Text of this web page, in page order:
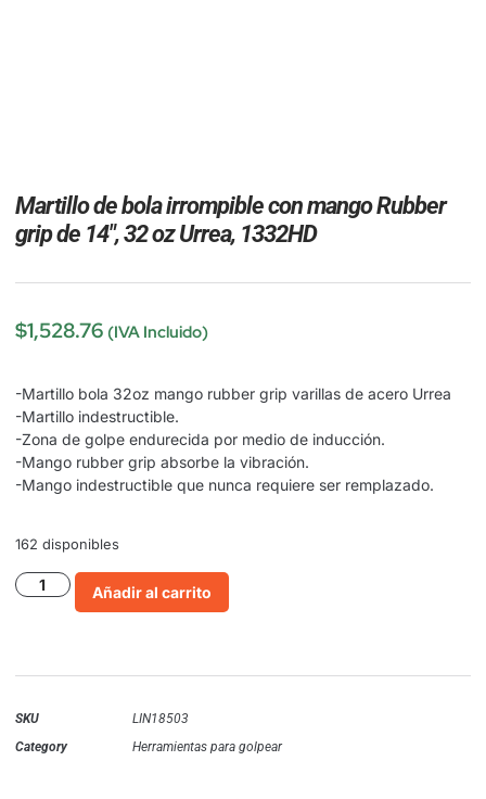
Martillo de bola irrompible con mango Rubber
grip de 14″, 32 oz Urrea, 1332HD
$1,528.76 (IVA Incluido)
-Martillo bola 32oz mango rubber grip varillas de acero Urrea
-Martillo indestructible.
-Zona de golpe endurecida por medio de inducción.
-Mango rubber grip absorbe la vibración.
-Mango indestructible que nunca requiere ser remplazado.
162 disponibles
Añadir al carrito
SKU
LIN18503
Category
Herramientas para golpear